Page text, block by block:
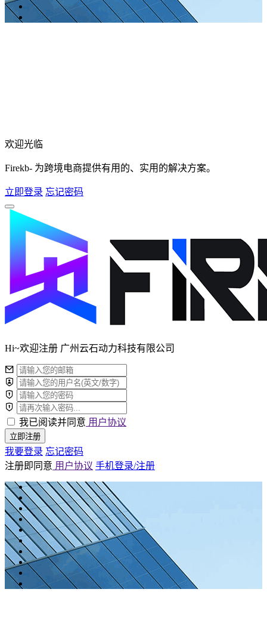
欢迎光临
Firekb- 为跨境电商提供有用的、实用的解决方案。
立即登录 忘记密码
Hi~欢迎注册 广州云石动力科技有限公司
我已阅读并同意 用户协议
立即注册
我要登录 忘记密码
注册即同意 用户协议 手机登录/注册